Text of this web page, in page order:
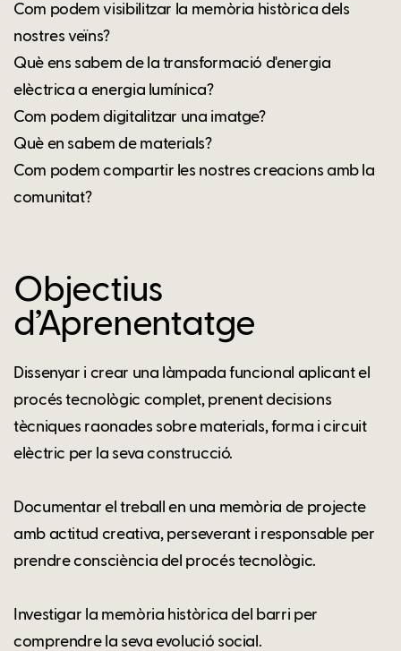
Com podem visibilitzar la memòria històrica dels
nostres veïns?
Què ens sabem de la transformació d'energia
elèctrica a energia lumínica?
Com podem digitalitzar una imatge?
Què en sabem de materials?
Com podem compartir les nostres creacions amb la
comunitat?
Objectius
d’Aprenentatge
Dissenyar i crear una làmpada funcional aplicant el
procés tecnològic complet, prenent decisions
tècniques raonades sobre materials, forma i circuit
elèctric per la seva construcció.
Documentar el treball en una memòria de projecte
amb actitud creativa, perseverant i responsable per
prendre consciència del procés tecnològic.
Investigar la memòria històrica del barri per
comprendre la seva evolució social.